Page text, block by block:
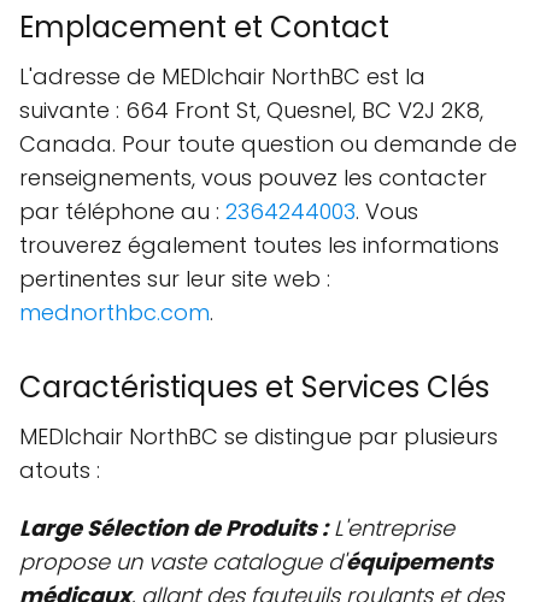
Emplacement et Contact
L'adresse de MEDIchair NorthBC est la
suivante : 664 Front St, Quesnel, BC V2J 2K8,
Canada. Pour toute question ou demande de
renseignements, vous pouvez les contacter
par téléphone au : 2364244003. Vous
trouverez également toutes les informations
pertinentes sur leur site web :
mednorthbc.com.
Caractéristiques et Services Clés
MEDIchair NorthBC se distingue par plusieurs
atouts :
Large Sélection de Produits :L'entreprise
propose un vaste catalogue d'équipements
médicaux, allant des fauteuils roulants et des